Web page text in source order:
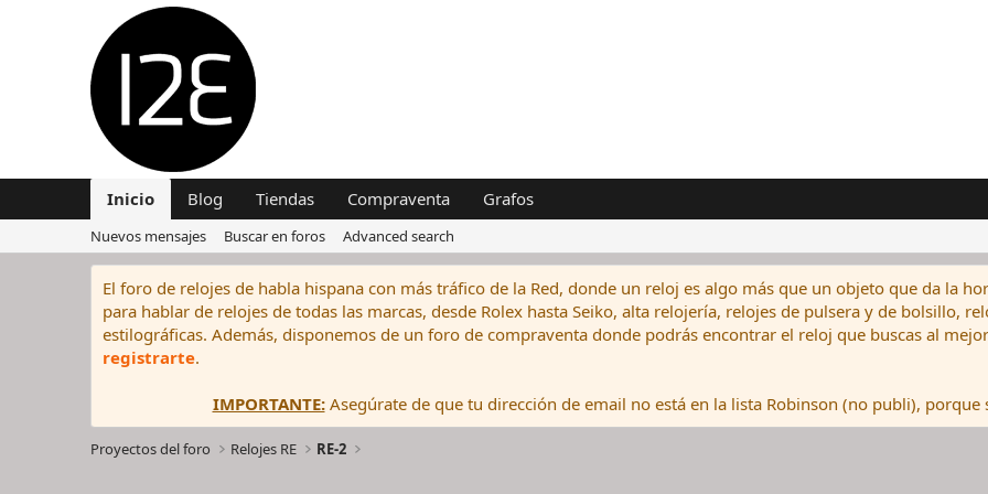
Inicio Blog Tiendas Compraventa Grafos
Nuevos mensajes Buscar en foros Advanced search
El foro de relojes de habla hispana con más tráfico de la Red, donde un reloj es algo más que un objeto que da la
para hablar de relojes de todas las marcas, desde Rolex hasta Seiko, alta relojería, relojes de pulsera y de bolsillo,
estilográficas. Además, disponemos de un foro de compraventa donde podrás encontrar el reloj que buscas al
registrarte.
IMPORTANTE:Asegúrate de que tu dirección de email no está en la lista Robinson (no publi), porque
Proyectos del foro Relojes RE RE-2